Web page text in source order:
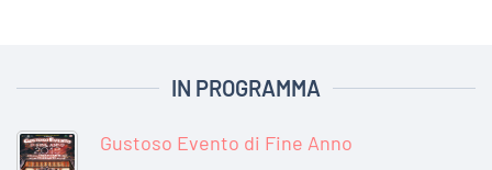
IN PROGRAMMA
Gustoso Evento di Fine Anno